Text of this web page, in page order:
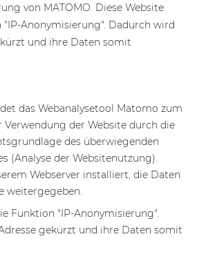
von MATOMO. Diese Website
Anonymisierung". Dadurch wird
und ihre Daten somit
das Webanalysetool Matomo zum
Verwendung der Website durch die
des überwiegenden
(Analyse der Websitenutzung).
Webserver installiert, die Daten
weitergegeben.
Funktion "IP-Anonymisierung".
gekürzt und ihre Daten somit